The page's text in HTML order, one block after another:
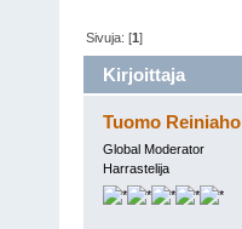
Sivuja: [1]
Kirjoittaja
Tuomo Reiniaho
Global Moderator
Harrastelija